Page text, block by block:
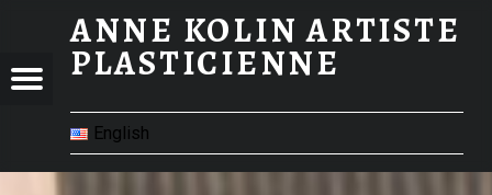
ANNE KOLIN ARTISTE
PLASTICIENNE
KOLIN
Menu
English